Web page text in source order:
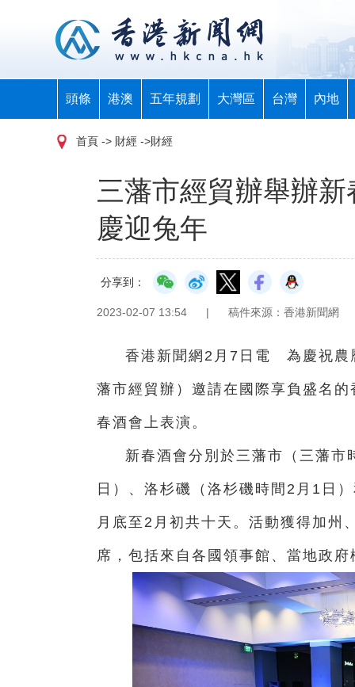
頭條 港澳 五年規劃 大灣區 台灣 內地
首頁 -> 財經 ->財經
三藩市經貿辦舉辦
慶迎兔年
分享到：
2023-02-07 13:54 | 稿件來源：香港新聞網
香港新聞網2月7日電 為慶祝農
藩市經貿辦）邀請在國際享負盛名
春酒會上表演。
新春酒會分別於三藩市（三藩
日）、洛杉磯（洛杉磯時間2月1日
月底至2月初共十天。活動獲得加州
席，包括來自各國領事館、當地政